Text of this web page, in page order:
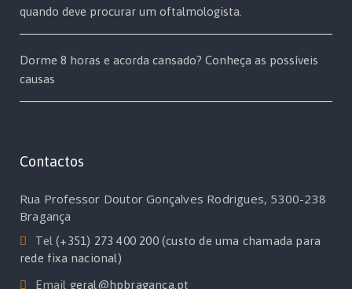
quando deve procurar um oftalmologista.
Dorme 8 horas e acorda cansado? Conheça as possíveis
causas
Contactos
Rua Professor Doutor Gonçalves Rodrigues, 5300-238
Bragança
Tel(+351) 273 400 200 (custo de uma chamada para
rede fixa nacional)
Email geral@hpbraganca.pt